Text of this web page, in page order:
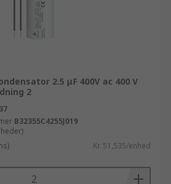
2.5 μF 400V ac 400 V
2
B32355C4255J019
Kr. 51,535/enhed